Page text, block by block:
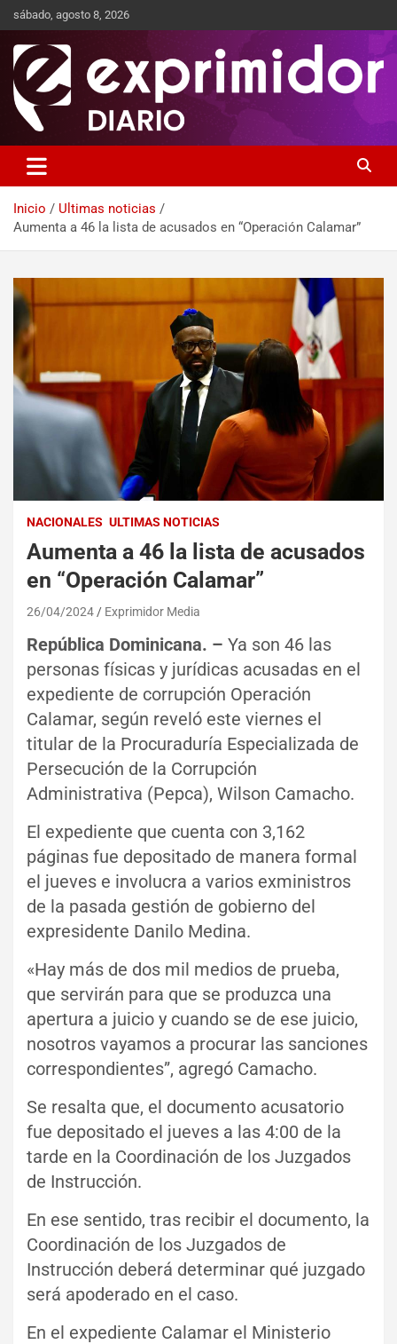
sábado, agosto 8, 2026
Exprimidor media
Inicio
Ultimas noticias
Aumenta a 46 la lista de acusados en “Operación Calamar”
NACIONALES ULTIMAS NOTICIAS
Aumenta a 46 la lista de acusados
en “Operación Calamar”
26/04/2024 Exprimidor Media
República Dominicana. – Ya son 46 las
personas físicas y jurídicas acusadas en el
expediente de corrupción Operación
Calamar, según reveló este viernes el
titular de la Procuraduría Especializada de
Persecución de la Corrupción
Administrativa (Pepca), Wilson Camacho.
El expediente que cuenta con 3,162
páginas fue depositado de manera formal
el jueves e involucra a varios exministros
de la pasada gestión de gobierno del
expresidente Danilo Medina.
«Hay más de dos mil medios de prueba,
que servirán para que se produzca una
apertura a juicio y cuando se de ese juicio,
nosotros vayamos a procurar las sanciones
correspondientes”, agregó Camacho.
Se resalta que, el documento acusatorio
fue depositado el jueves a las 4:00 de la
tarde en la Coordinación de los Juzgados
de Instrucción.
En ese sentido, tras recibir el documento, la
Coordinación de los Juzgados de
Instrucción deberá determinar qué juzgado
será apoderado en el caso.
En el expediente Calamar el Ministerio